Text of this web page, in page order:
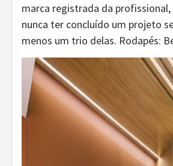
marca registrada da
nunca ter concluído um projeto
menos um trio delas. Rodapés: